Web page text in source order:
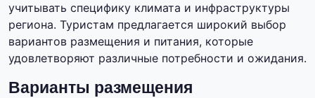
учитывать специфику климата и инфраструктуры
региона. Туристам предлагается широкий выбор
вариантов размещения и питания, которые
удовлетворяют различные потребности и ожидания.
Варианты размещения